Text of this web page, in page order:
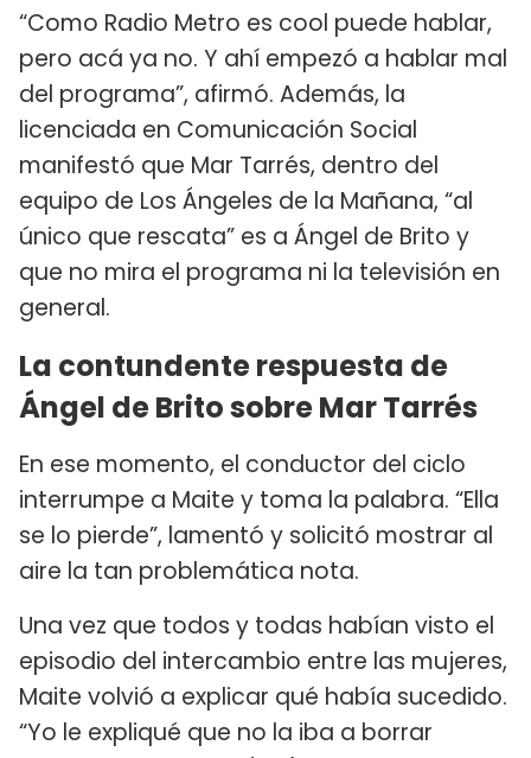
“Como Radio Metro es cool puede hablar,
pero acá ya no. Y ahí empezó a hablar mal
del programa”, afirmó. Además, la
licenciada en Comunicación Social
manifestó que Mar Tarrés, dentro del
equipo de Los Ángeles de la Mañana, “al
único que rescata” es a Ángel de Brito y
que no mira el programa ni la televisión en
general.
La contundente respuesta de
Ángel de Brito sobre Mar Tarrés
En ese momento, el conductor del ciclo
interrumpe a Maite y toma la palabra. “Ella
se lo pierde”, lamentó y solicitó mostrar al
aire la tan problemática nota.
Una vez que todos y todas habían visto el
episodio del intercambio entre las mujeres,
Maite volvió a explicar qué había sucedido.
“Yo le expliqué que no la iba a borrar